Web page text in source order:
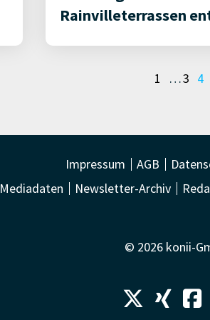
Rainvilleterrassen
1 …3 4
Impressum AGB
Mediadaten
Newsletter-Archiv
© 2026 konii-